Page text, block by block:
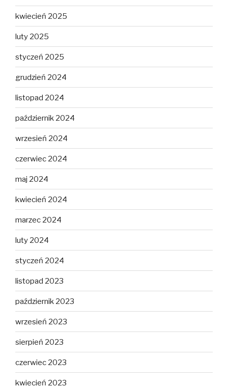
kwiecień 2025
luty 2025
styczeń 2025
grudzień 2024
listopad 2024
październik 2024
wrzesień 2024
czerwiec 2024
maj 2024
kwiecień 2024
marzec 2024
luty 2024
styczeń 2024
listopad 2023
październik 2023
wrzesień 2023
sierpień 2023
czerwiec 2023
kwiecień 2023